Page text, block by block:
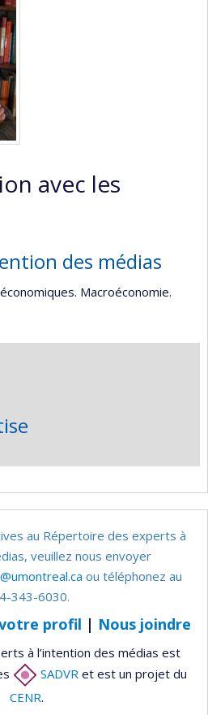
avec les
des médias
Macroéconomie.
au Répertoire des experts à
veuillez nous envoyer
ou téléphonez au
343-6030.
profil | Nous joindre
à l’intention des médias est
SADVR et est un projet du
CENR.